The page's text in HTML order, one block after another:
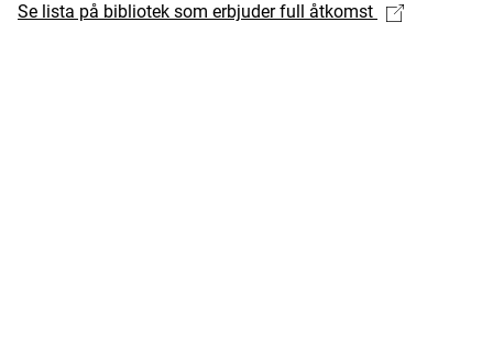
Se lista på bibliotek som erbjuder full åtkomst